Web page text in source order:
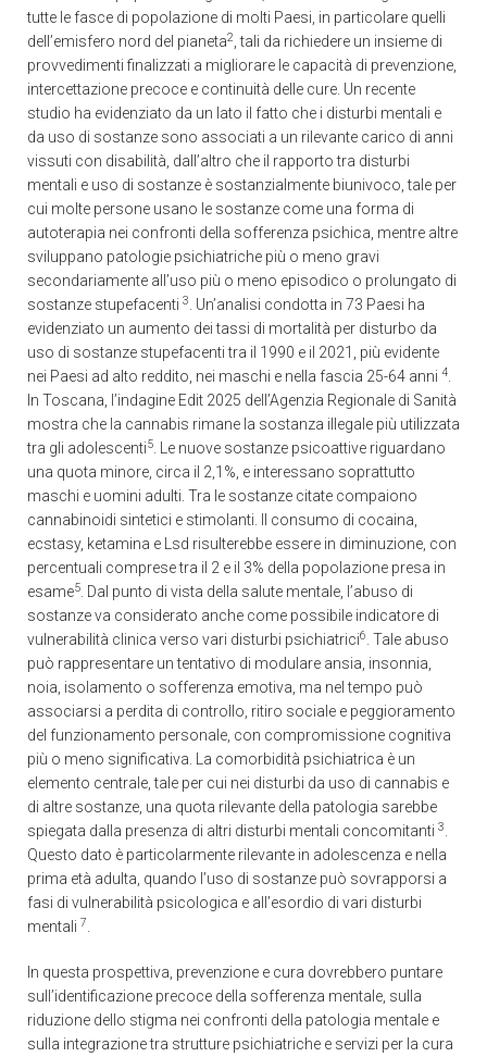
tutte le fasce di popolazione di molti Paesi, in particolare quelli
dell’emisfero nord del pianeta2 , tali da richiedere un insieme di
provvedimenti finalizzati a migliorare le capacità di prevenzione,
intercettazione precoce e continuità delle cure. Un recente
studio ha evidenziato da un lato il fatto che i disturbi mentali e
da uso di sostanze sono associati a un rilevante carico di anni
vissuti con disabilità, dall’altro che il rapporto tra disturbi
mentali e uso di sostanze è sostanzialmente biunivoco, tale per
cui molte persone usano le sostanze come una forma di
autoterapia nei confronti della sofferenza psichica, mentre altre
sviluppano patologie psichiatriche più o meno gravi
secondariamente all’uso più o meno episodico o prolungato di
sostanze stupefacenti 3
. Un’analisi condotta in 73 Paesi ha
evidenziato un aumento dei tassi di mortalità per disturbo da
uso di sostanze stupefacenti tra il 1990 e il 2021, più evidente
nei Paesi ad alto reddito, nei maschi e nella fascia 25-64 anni 4
In Toscana, l’indagine Edit 2025 dell’Agenzia Regionale di Sanità
mostra che la cannabis rimane la sostanza illegale più utilizzata
tra gli adolescenti5
. Le nuove sostanze psicoattive riguardano
una quota minore, circa il 2,1%, e interessano soprattutto
maschi e uomini adulti. Tra le sostanze citate compaiono
cannabinoidi sintetici e stimolanti. Il consumo di cocaina,
ecstasy, ketamina e Lsd risulterebbe essere in diminuzione, con
percentuali comprese tra il 2 e il 3% della popolazione presa in
esame5 . Dal punto di vista della salute mentale, l’abuso di
sostanze va considerato anche come possibile indicatore di
vulnerabilità clinica verso vari disturbi psichiatrici6 . Tale abuso
può rappresentare un tentativo di modulare ansia, insonnia,
noia, isolamento o sofferenza emotiva, ma nel tempo può
associarsi a perdita di controllo, ritiro sociale e peggioramento
del funzionamento personale, con compromissione cognitiva
più o meno significativa. La comorbidità psichiatrica è un
elemento centrale, tale per cui nei disturbi da uso di cannabis e
di altre sostanze, una quota rilevante della patologia sarebbe
spiegata dalla presenza di altri disturbi mentali concomitanti 3
Questo dato è particolarmente rilevante in adolescenza e nella
prima età adulta, quando l’uso di sostanze può sovrapporsi a
fasi di vulnerabilità psicologica e all’esordio di vari disturbi
mentali 7
In questa prospettiva, prevenzione e cura dovrebbero puntare
sull’identificazione precoce della sofferenza mentale, sulla
riduzione dello stigma nei confronti della patologia mentale e
sulla integrazione tra strutture psichiatriche e servizi per la cura